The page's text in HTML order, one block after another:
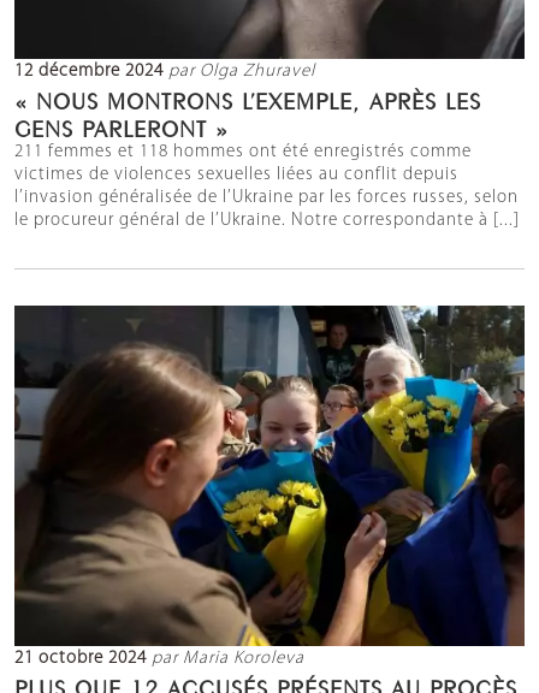
12 décembre 2024 par Olga Zhuravel
« NOUS MONTRONS L’EXEMPLE, APRÈS LES
GENS PARLERONT »
211 femmes et 118 hommes ont été enregistrés comme
victimes de violences sexuelles liées au conflit depuis
l’invasion généralisée de l’Ukraine par les forces russes, selon
le procureur général de l’Ukraine. Notre correspondante à [...]
21 octobre 2024 par Maria Koroleva
PLUS QUE 12 ACCUSÉS PRÉSENTS AU PROCÈS